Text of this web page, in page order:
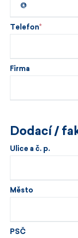
Telefon
Firma
Dodací /
Ulice a č. p.
Město
PSČ